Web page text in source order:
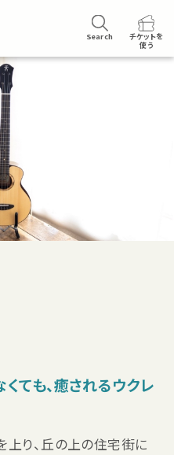
Search
チケットを
使う
ても、癒されるウクレ
り、丘の上の住宅街に